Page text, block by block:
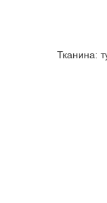
Тканина: